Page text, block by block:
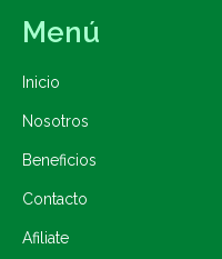
Menú
Inicio
Nosotros
Beneficios
Contacto
Afiliate